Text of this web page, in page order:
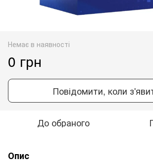
Немає в наявності
0 грн
Повідомити, коли
До обраного
Опис